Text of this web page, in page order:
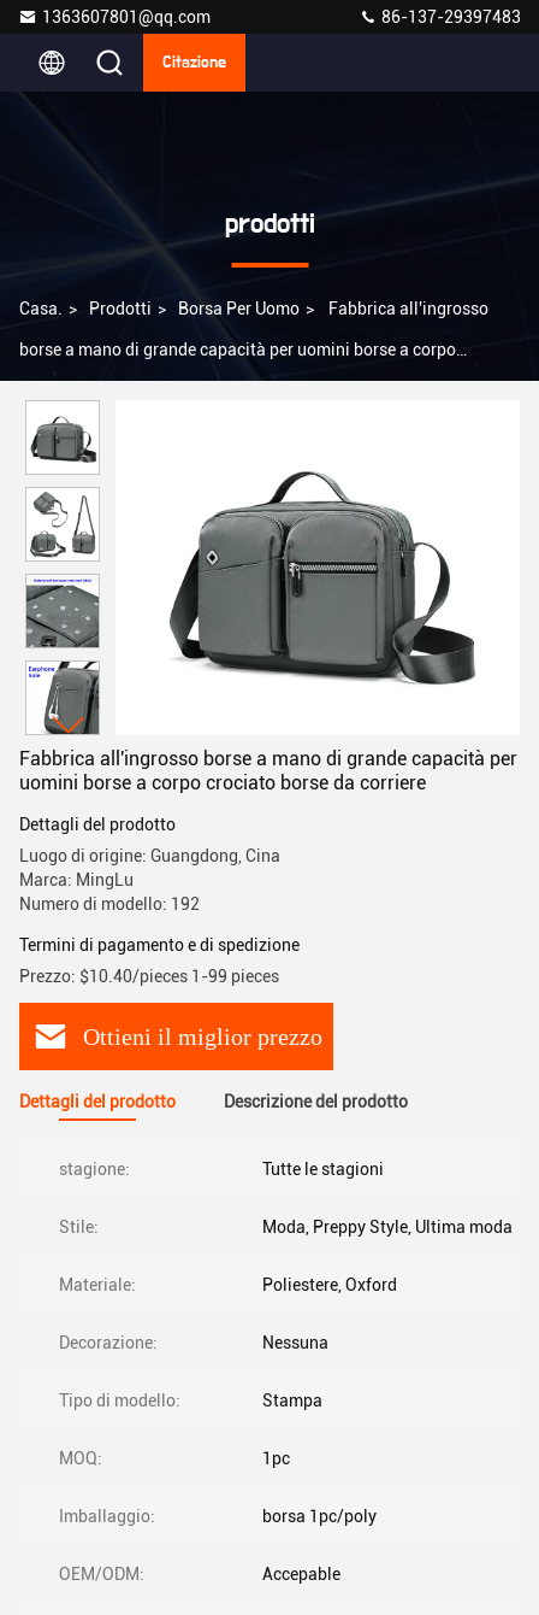
1363607801@qq.com 86-137-29397483
Citazione
prodotti
Casa. > Prodotti > Borsa Per Uomo > Fabbrica all'ingrosso
borse a mano di grande capacità per uomini borse a corpo
Fabbrica all'ingrosso borse a mano di grande capacità per
uomini borse a corpo crociato borse da corriere
Dettagli del prodotto
Luogo di origine: Guangdong, Cina
Marca: MingLu
Numero di modello: 192
Termini di pagamento e di spedizione
Prezzo: $10.40/pieces 1-99 pieces
Ottieni il miglior prezzo
Dettagli del prodotto Descrizione del prodotto
stagione: Tutte le stagioni
Stile: Moda, Preppy Style, Ultima moda
Materiale: Poliestere, Oxford
Decorazione: Nessuna
Tipo di modello: Stampa
MOQ: 1pc
Imballaggio: borsa 1pc/poly
OEM/ODM: Accepable